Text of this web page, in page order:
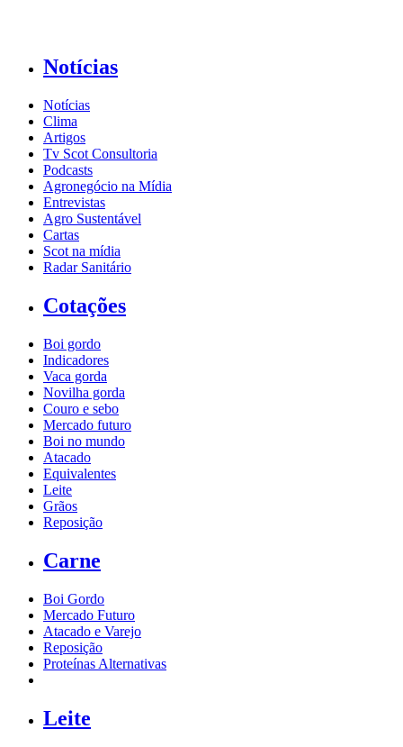
Notícias
Notícias
Clima
Artigos
Tv Scot Consultoria
Podcasts
Agronegócio na Mídia
Entrevistas
Agro Sustentável
Cartas
Scot na mídia
Radar Sanitário
Cotações
Boi gordo
Indicadores
Vaca gorda
Novilha gorda
Couro e sebo
Mercado futuro
Boi no mundo
Atacado
Equivalentes
Leite
Grãos
Reposição
Carne
Boi Gordo
Mercado Futuro
Atacado e Varejo
Reposição
Proteínas Alternativas
Leite